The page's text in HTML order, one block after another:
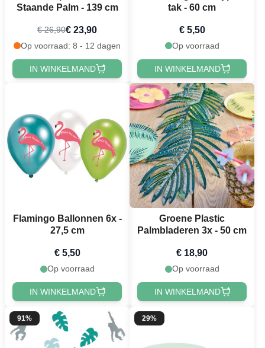
Staande Palm - 139 cm
€ 26,90€ 23,90
Op voorraad: 8 - 12 dagen
IN WINKELMAND
tak - 60 cm
€ 5,50
Op voorraad
IN WINKELMAND
Flamingo Ballonnen 6x -
27,5 cm
€ 5,50
Op voorraad
IN WINKELMAND
Groene Plastic
Palmbladeren 3x - 50 cm
€ 18,90
Op voorraad
IN WINKELMAND
91% 29%